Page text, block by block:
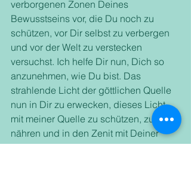
verborgenen Zonen Deines
Bewusstseins vor, die Du noch zu
schützen, vor Dir selbst zu verbergen
und vor der Welt zu verstecken
versuchst. Ich helfe Dir nun, Dich so
anzunehmen, wie Du bist. Das
strahlende Licht der göttlichen Quelle
nun in Dir zu erwecken, dieses Licht
mit meiner Quelle zu schützen, zu
nähren und in den Zenit mit Deiner
Herzumarmung zu verbinden, damit